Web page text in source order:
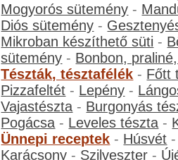
Mogyorós sütemény -
Diós sütemény -
Mikroban készíthető süti -
sütemény - Bonbon,
Tészták, tésztafélék - Főtt
Pizzafeltét - Lepény -
Vajastészta - Burgonyás
Pogácsa - Leveles tészta -
Ünnepi receptek - Húsvét
Karácsony - Szilveszter -